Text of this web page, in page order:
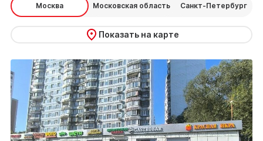
Москва Московская область Санкт-Петербург
Показать на карте